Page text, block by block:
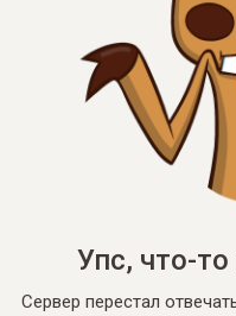
Упс, что-
Сервер перестал